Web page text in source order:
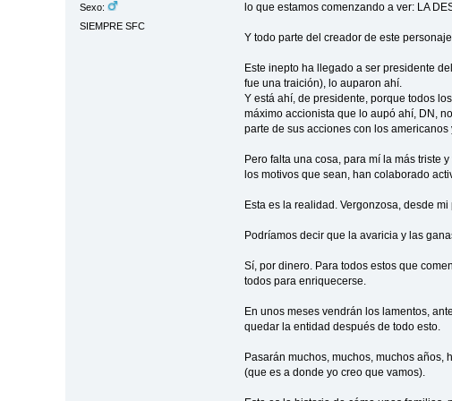
Sexo:
SIEMPRE SFC
lo que estamos comenzando a ver: LA
Y todo parte del creador de este
Este inepto ha llegado a ser presidente
fue una traición), lo auparon ahí.
Y está ahí, de presidente, porque todos
máximo accionista que lo aupó ahí, DN,
parte de sus acciones con los
Pero falta una cosa, para mí la más triste
los motivos que sean, han colaborado
Esta es la realidad. Vergonzosa, desde
Podríamos decir que la avaricia y las
Sí, por dinero. Para todos estos que
todos para enriquecerse.
En unos meses vendrán los lamentos,
quedar la entidad después de todo esto.
Pasarán muchos, muchos, muchos
(que es a donde yo creo que vamos).